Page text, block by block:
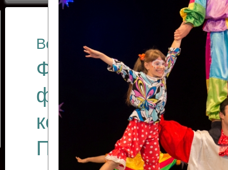
ОТЧЕТЫ ГКЦ
Все отчеты
Финал
фестиваля
коллективов
Приднестровского